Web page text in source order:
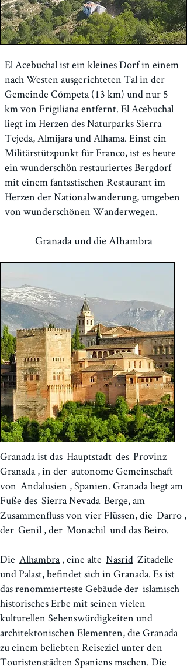
El Acebuchal ist ein kleines Dorf in einem
nach Westen ausgerichteten Tal in der
Gemeinde Cómpeta (13 km) und nur 5
km von Frigiliana entfernt. El Acebuchal
liegt im Herzen des Naturparks Sierra
Tejeda, Almijara und Alhama. Einst ein
Militärstützpunkt für Franco, ist es heute
ein wunderschön restauriertes Bergdorf
mit einem fantastischen Restaurant im
Herzen der Nationalwanderung, umgeben
von wunderschönen Wanderwegen.
Granada und die Alhambra
Granada ist das Hauptstadt des Provinz
Granada, in der autonome Gemeinschaft
von Andalusien , Spanien. Granada liegt am
Fuße des Sierra Nevada Berge, am
Zusammenfluss von vier Flüssen, die Darro ,
der Genil , der Monachil und das Beiro.
Die Alhambra, eine alte Nasrid Zitadelle
und Palast, befindet sich in Granada. Es ist
das renommierteste Gebäude der islamisch
historisches Erbe mit seinen vielen
kulturellen Sehenswürdigkeiten und
architektonischen Elementen, die Granada
zu einem beliebten Reiseziel unter den
Touristenstädten Spaniens machen. Die